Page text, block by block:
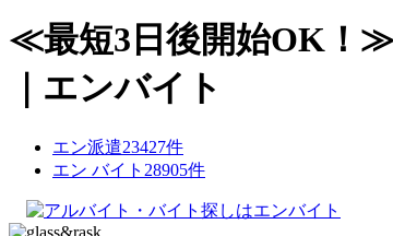
≪最短3日後開始OK！≫
｜エンバイト
エン派遣23427件
エン バイト 28905件